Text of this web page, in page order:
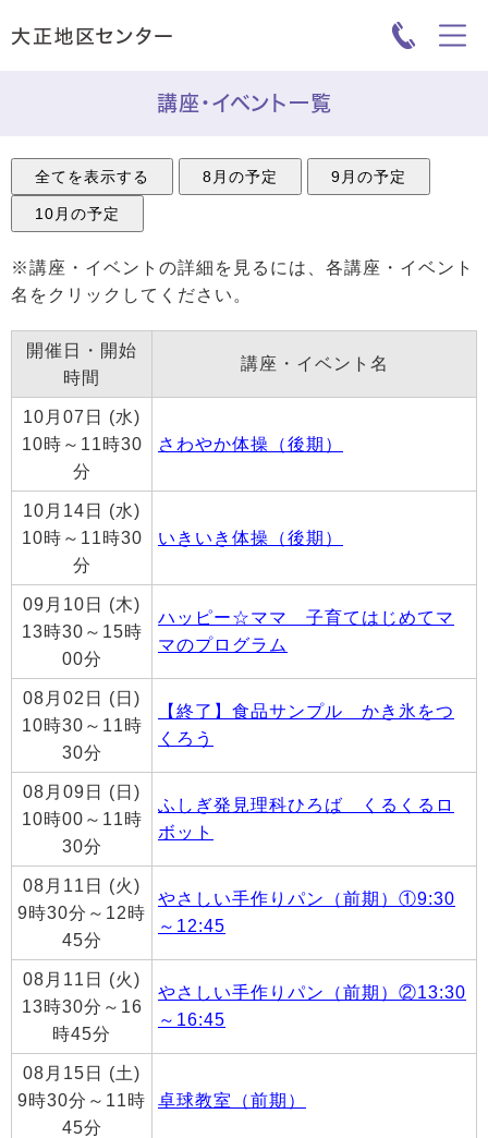
講座・イベント一覧
※講座・イベントの詳細を見るには、各講座・イベント
名をクリックしてください。
開催日・開始
時間
講座・イベント名
10月07日 (水)
10時～11時30
分
さわやか体操（後期）
10月14日 (水)
10時～11時30
分
いきいき体操（後期）
09月10日 (木)
13時30～15時
00分
ハッピー☆ママ 子育てはじめてマ
マのプログラム
08月02日 (日)
10時30～11時
30分
【終了】食品サンプル かき氷をつ
くろう
08月09日 (日)
10時00～11時
30分
ふしぎ発見理科ひろば くるくるロ
ボット
08月11日 (火)
9時30分～12時
45分
やさしい手作りパン（前期）①9:30
～12:45
08月11日 (火)
13時30分～16
時45分
やさしい手作りパン（前期）②13:30
～16:45
08月15日 (土)
9時30分～11時
45分
卓球教室（前期）